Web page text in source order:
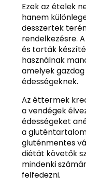
Ezek az ételek
hanem
desszertek
rendelkezésre.
és torták
használnak
amelyek
édességeknek.
Az éttermek
a vendégek
édességeket
a
gluténmentes
diétát követők
mindenki
felfedezni.